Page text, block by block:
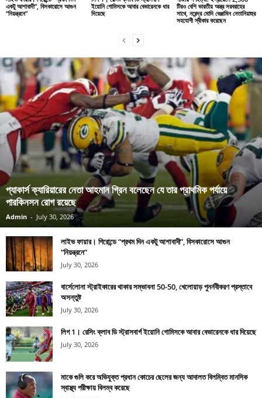
একটু আশাবাদী”, বিসকারোসে আগুন
“নিয়ন্ত্রনে”
ইয়োনি গোমিসকে আবার বেভারেনকে ধার
দিয়েছে
টিরও বেশি ভারতীয় অস্ত্র সরবরাহের
সাথে, নরেন্দ্র মোদি বেঞ্জামিন নেতানিয়াহুর
সহযোগী স্বীকার করেছেন
প্যাকার্স ক্যারিয়ারের নেতা আহমান গ্রিন বলেছেন যে তার প্রাথমিক পর্যায়ে
পারকিনসন রোগ রয়েছে
Admin - July 30, 2026
লাইভ ফায়ার। গিরোন্ডে “প্রথম দিন একটু আশাবাদী”, বিসকারোসে আগুন
“নিয়ন্ত্রনে”
July 30, 2026
বার্সেলোনা স্ট্রাইকারের থাকার সম্ভাবনা 50-50, খেলোয়াড় পুনর্নবীকরণ প্রস্তাবে
অসন্তুষ্ট
July 30, 2026
লিগ 1। রেসিং ক্লাব ডি স্ট্রাসবার্গ ইয়োনি গোমিসকে আবার বেভারেনকে ধার দিয়েছে
July 30, 2026
মাকে গুলি করে অভিযুক্ত প্রধান কোচের ছেলের জন্য আদালত বিলম্বিত মানসিক
স্বাস্থ্য পরীক্ষায় বিলম্ব করেছে